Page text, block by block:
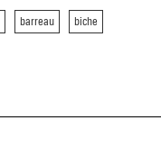
barreau biche